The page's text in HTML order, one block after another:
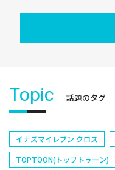
Topic 話題のタグ
イナズマイレブン クロス
TOPTOON(トップトゥーン)